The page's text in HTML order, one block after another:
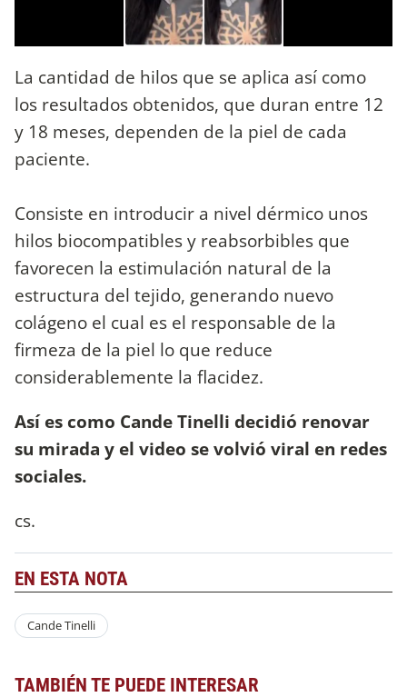
La cantidad de hilos que se aplica así como
los resultados obtenidos, que duran entre 12
y 18 meses, dependen de la piel de cada
paciente.
Consiste en introducir a nivel dérmico unos
hilos biocompatibles y reabsorbibles que
favorecen la estimulación natural de la
estructura del tejido, generando nuevo
colágeno el cual es el responsable de la
firmeza de la piel lo que reduce
considerablemente la flacidez.
Así es como Cande Tinelli decidió renovar
su mirada y el video se volvió viral en redes
sociales.
cs.
EN ESTA NOTA
Cande Tinelli
TAMBIÉN TE PUEDE INTERESAR